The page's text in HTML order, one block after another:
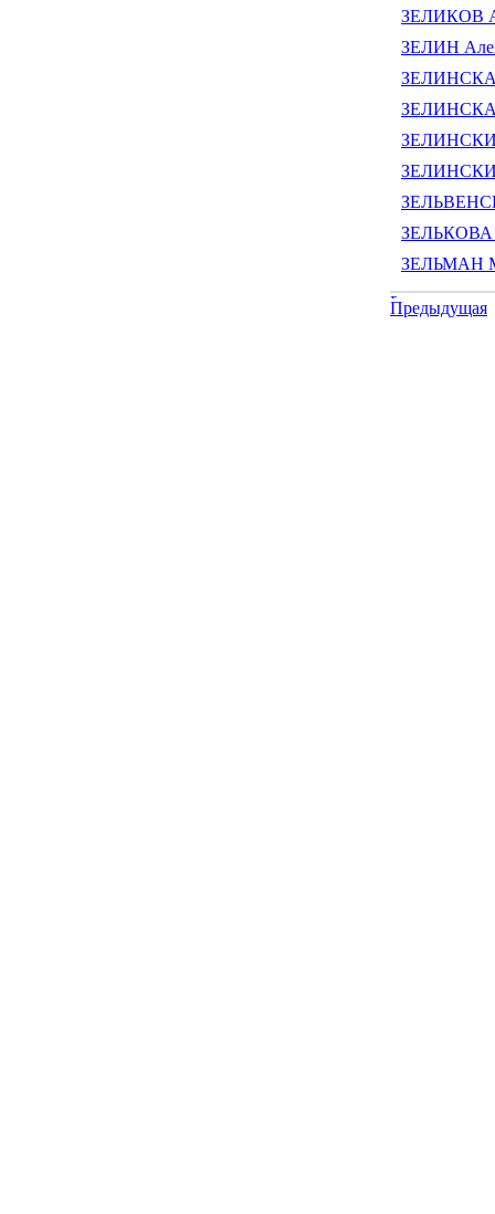
ЗЕЛИКОВ
ЗЕЛИН
ЗЕЛЬКОВА
ЗЕЛЬМАН
Предыдущая